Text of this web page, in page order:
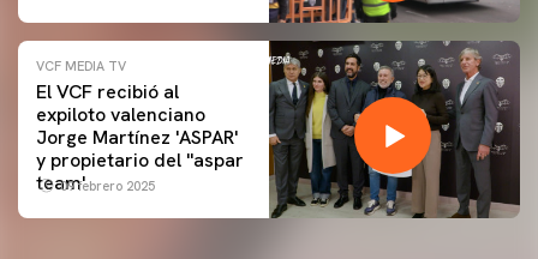
VCF MEDIA TV
El VCF recibió al
expiloto valenciano
Jorge Martínez 'ASPAR'
y propietario del ''aspar
team'
09 febrero 2025